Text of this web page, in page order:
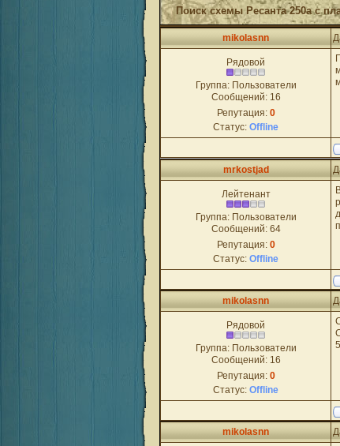
Поиск схемы Ресанта 250а с
mikolasnn
Рядовой
Группа: Пользователи
Сообщений: 16
Репутация: 0
Статус: Offline
mrkostjad
Лейтенант
Группа: Пользователи
Сообщений: 64
Репутация: 0
Статус: Offline
mikolasnn
Рядовой
Группа: Пользователи
Сообщений: 16
Репутация: 0
Статус: Offline
mikolasnn